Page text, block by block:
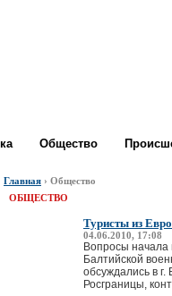
Общество
Главная › Общество
ОБЩЕСТВО
Туристы из
04.06.2010, 17:08
Вопросы начала
Балтийской
обсуждались в
Росграницы,